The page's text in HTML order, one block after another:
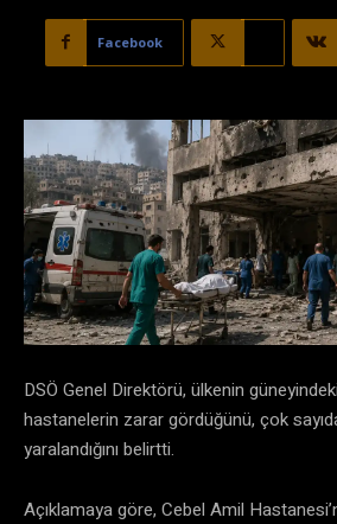
Facebook
DSÖ Genel Direktörü, ülkenin
hastanelerin zarar gördüğünü, çok sayıda
yaralandığını belirtti.
Açıklamaya göre, Cebel Amil